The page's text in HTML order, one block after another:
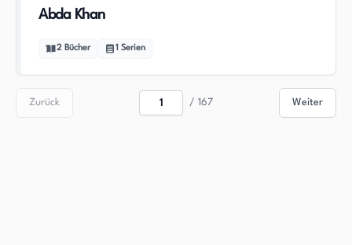
Abda Khan
2 Bücher 1 Serien
Zurück / 167 Weiter